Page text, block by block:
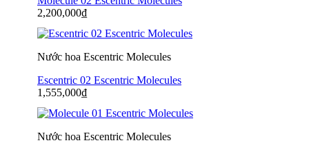
2,200,000₫
Nước hoa Escentric Molecules
Escentric 02 Escentric Molecules
1,555,000₫
Nước hoa Escentric Molecules